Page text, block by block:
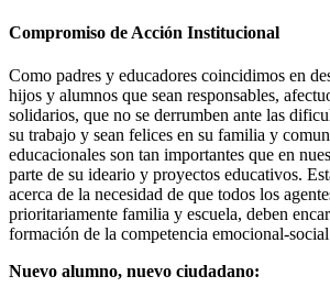
Compromiso de Acción Institucional
Como padres y educadores coincidimos en
hijos y alumnos que sean responsables,
solidarios, que no se derrumben ante las
su trabajo y sean felices en su familia y
educacionales son tan importantes que en
parte de su ideario y proyectos educativos.
acerca de la necesidad de que todos los
prioritariamente familia y escuela, deben
formación de la competencia emocional-
Nuevo alumno, nuevo ciudadano: